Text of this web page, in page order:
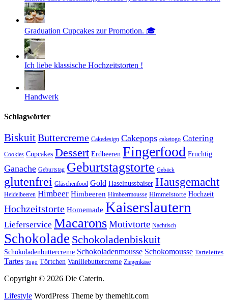
Graduation Cupcakes zur Promotion. 🎓
Ich liebe klassische Hochzeitstorten !
Handwerk
Schlagwörter
BiskuitButtercreme Cakedesign Cakepops caketogo Catering
Cookies Cupcakes Dessert Erdbeeren Fingerfood Fruchtig
Ganache Geburtstag Geburtstagstorte Gebäck
glutenfrei Gläschenfood Gold Haselnussbaiser Hausgemacht
Heidelbeeren Himbeer Himbeeren Himbeermousse Himmelstorte Hochzeit
Hochzeitstorte Homemade Kaiserslautern
Lieferservice MacaronsMotivtorte Nachtisch
Schokolade Schokoladenbiskuit
Schokoladenbuttercreme Schokoladenmousse Schokomousse Tartelettes
Tartes Togo Törtchen Vanillebuttercreme Ziegenkäse
Copyright © 2026 Die Caterin.
Lifestyle WordPress Theme by themehit.com